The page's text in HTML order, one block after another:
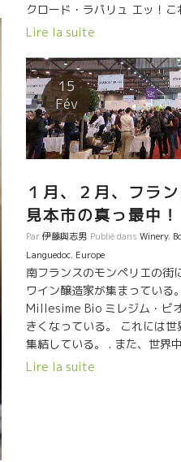
クロード・ラパリュ エッ！
な水に近いスタイルから濃厚
スタイル。 特に２０１８年
だった、と言い切るジャンク
ロード社） ★Marc
スカデ品種を、エッ！これが
ユニークなスタイルを造り
でゆったり感とミネラル感を
だ。 １８年は過去最高のミ
（問合せはエスポア社まで
ラ・カルマラン フランスで最
Aurillacオーリャックの南の
リュエルにある。 誰もそこま
い奥地の村で孤高にワインを
ワインを造っていた畑を再開
地でなければできないスタイ
ネできない超繊細なワインを
のいく年だった。 （問合せ
Lire la suite
15
Fév
１月、２月、フラ
見本市の真っ最中！
Par伊藤與志男 Publié dans Winery,
Languedoc, Europe
南フランスのモンペリエの街
ワイン醸造家が集まっている
Millesime Bio ミレジム・ビ
きくなっている。 これには
集結している。 . また、世界
まってきている。 世界のワイ
Lire la suite